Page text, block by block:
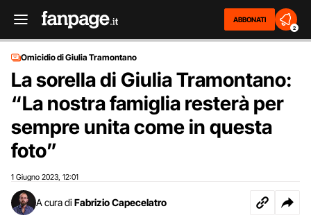
ABBONATI
2
Omicidio di Giulia Tramontano
La sorella di Giulia Tramontano:
“La nostra famiglia resterà per
sempre unita come in questa
foto”
1 Giugno 2023 12:01
A cura di Fabrizio Capecelatro